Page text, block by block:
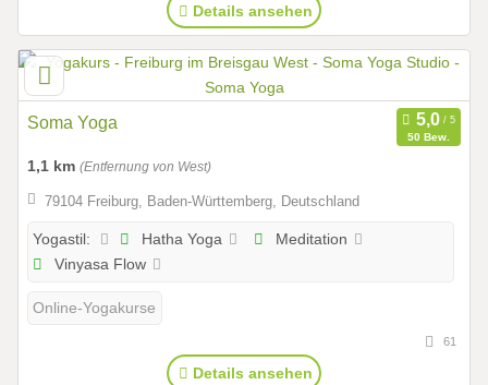
Details ansehen
Soma Yoga
50 Bew.
1,1 km (Entfernung von West)
79104 Freiburg, Baden-Württemberg, Deutschland
Yogastil: Hatha Yoga
Meditation
Vinyasa Flow
Online-Yogakurse
61
Details ansehen